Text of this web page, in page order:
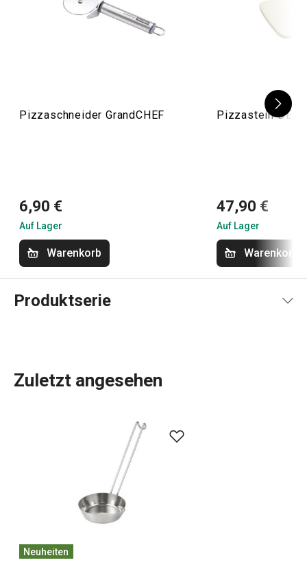
Pizzaschneider GrandCHEF
6,90 €
Auf Lager
Warenkorb
Pizzastein
47,90 €
Auf Lager
Warenkorb
Produktserie
von GrandCHEF ist sowohl für traditionelle als
auch für moderne Küchen geeignet. Die Küchengeräte von
GrandCHEF zeichnen sich durch ein einheitliches Design
und eine Ganzstahl- oder Ganzmetallkonstruktion mit
minimalem Einsatz von Kunststoffen aus. Zum
dieser Linie gehören nicht nur hochwertige
Pfannen,Töpfe
zuverlässige
Zuletzt angesehen
Neuheiten